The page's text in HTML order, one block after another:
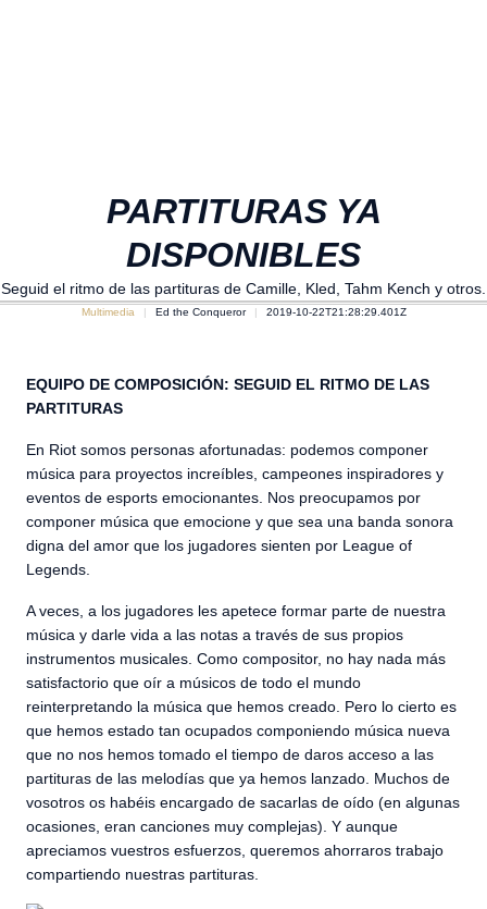
PARTITURAS YA
DISPONIBLES
Seguid el ritmo de las partituras de Camille, Kled, Tahm Kench y otros.
Multimedia Ed the Conqueror 2019-10-22T21:28:29.401Z
EQUIPO DE COMPOSICIÓN: SEGUID EL RITMO DE LAS
PARTITURAS
En Riot somos personas afortunadas: podemos componer
música para proyectos increíbles, campeones inspiradores y
eventos de esports emocionantes. Nos preocupamos por
componer música que emocione y que sea una banda sonora
digna del amor que los jugadores sienten por League of
Legends.
A veces, a los jugadores les apetece formar parte de nuestra
música y darle vida a las notas a través de sus propios
instrumentos musicales. Como compositor, no hay nada más
satisfactorio que oír a músicos de todo el mundo
reinterpretando la música que hemos creado. Pero lo cierto es
que hemos estado tan ocupados componiendo música nueva
que no nos hemos tomado el tiempo de daros acceso a las
partituras de las melodías que ya hemos lanzado. Muchos de
vosotros os habéis encargado de sacarlas de oído (en algunas
ocasiones, eran canciones muy complejas). Y aunque
apreciamos vuestros esfuerzos, queremos ahorraros trabajo
compartiendo nuestras partituras.